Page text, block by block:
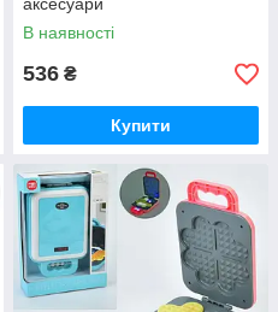
В наявності
536 ₴
Купити